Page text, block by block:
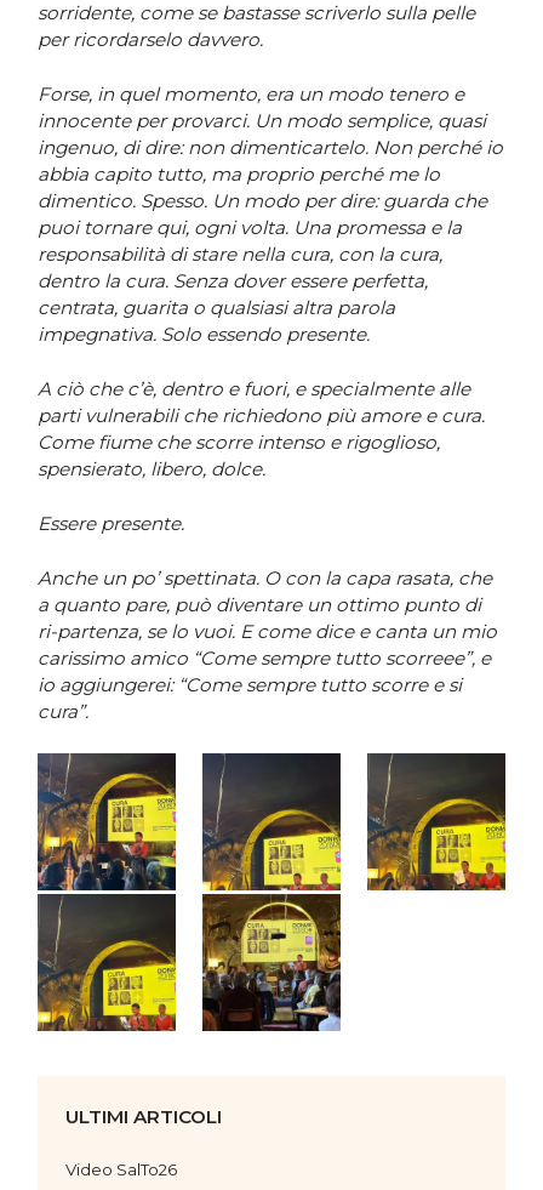
sorridente, come se bastasse scriverlo sulla pelle
per ricordarselo davvero.
Forse, in quel momento, era un modo tenero e
innocente per provarci. Un modo semplice, quasi
ingenuo, di dire: non dimenticartelo. Non perché io
abbia capito tutto, ma proprio perché me lo
dimentico. Spesso. Un modo per dire: guarda che
puoi tornare qui, ogni volta. Una promessa e la
responsabilità di stare nella cura, con la cura,
dentro la cura. Senza dover essere perfetta,
centrata, guarita o qualsiasi altra parola
impegnativa. Solo essendo presente.
A ciò che c’è, dentro e fuori, e specialmente alle
parti vulnerabili che richiedono più amore e cura.
Come fiume che scorre intenso e rigoglioso,
spensierato, libero, dolce.
Essere presente.
Anche un po’ spettinata. O con la capa rasata, che
a quanto pare, può diventare un ottimo punto di
ri-partenza, se lo vuoi. E come dice e canta un mio
carissimo amico “Come sempre tutto scorreee”, e
io aggiungerei: “Come sempre tutto scorre e si
cura”.
ULTIMI ARTICOLI
Video SalTo26